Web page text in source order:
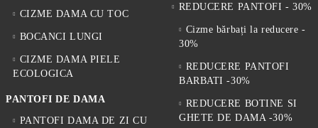
CIZME DAMA CU TOC
BOCANCI LUNGI
CIZME DAMA PIELE
ECOLOGICA
PANTOFI DE DAMA
PANTOFI DAMA DE ZI CU
REDUCERE PANTOFI - 30%
Cizme bărbați la reducere -
30%
REDUCERE PANTOFI
BARBATI -30%
REDUCERE BOTINE SI
GHETE DE DAMA -30%